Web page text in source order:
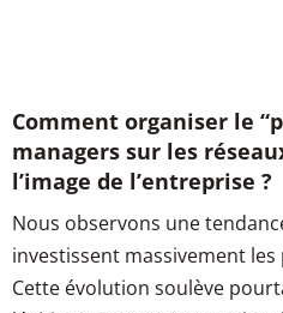
Comment organiser le
managers sur les
l’image de l’entreprise ?
Nous observons une
investissent massivement
Cette évolution soulève